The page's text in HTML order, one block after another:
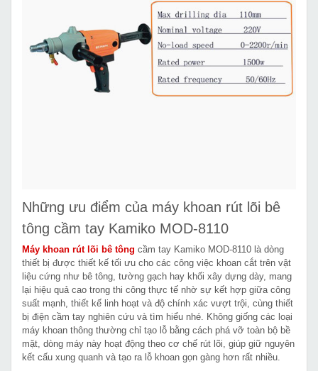
Những ưu điểm của máy khoan rút lõi bê
tông cầm tay Kamiko MOD-8110
Máy khoan rút lõi bê tông cầm tay Kamiko MOD-8110 là dòng
thiết bị được thiết kế tối ưu cho các công việc khoan cắt trên vật
liệu cứng như bê tông, tường gạch hay khối xây dựng dày, mang
lại hiệu quả cao trong thi công thực tế nhờ sự kết hợp giữa công
suất mạnh, thiết kế linh hoạt và độ chính xác vượt trội, cùng thiết
bị điện cầm tay nghiên cứu và tìm hiểu nhé. Không giống các loại
máy khoan thông thường chỉ tạo lỗ bằng cách phá vỡ toàn bộ bề
mặt, dòng máy này hoạt động theo cơ chế rút lõi, giúp giữ nguyên
kết cấu xung quanh và tạo ra lỗ khoan gọn gàng hơn rất nhiều.